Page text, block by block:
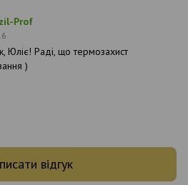
Prof
Юліє! Раді, що термозахист
)
відгук